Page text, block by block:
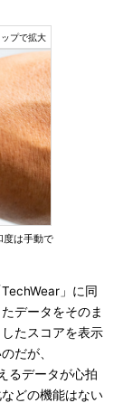
度は手動で
」に同
データをそのま
たスコアを表示
だが、
るデータが心拍
どの機能はない